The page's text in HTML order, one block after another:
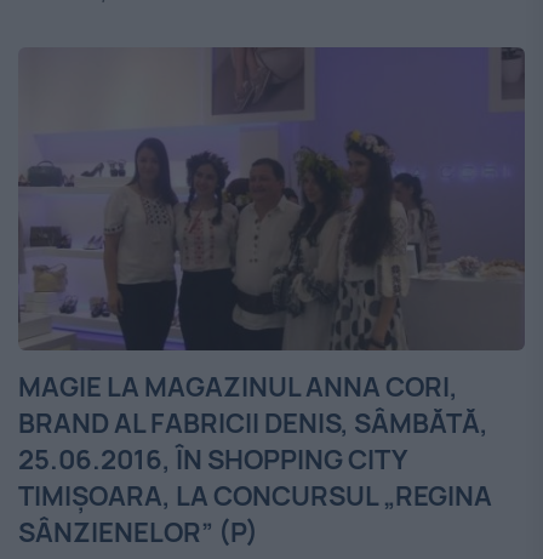
MAGIE LA MAGAZINUL ANNA CORI,
BRAND AL FABRICII DENIS, SÂMBĂTĂ,
25.06.2016, ÎN SHOPPING CITY
TIMIŞOARA, LA CONCURSUL „REGINA
SÂNZIENELOR” (P)